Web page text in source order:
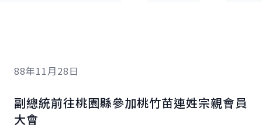
88年11月28日
副總統前往桃園縣參加桃竹苗連姓宗親會員
大會